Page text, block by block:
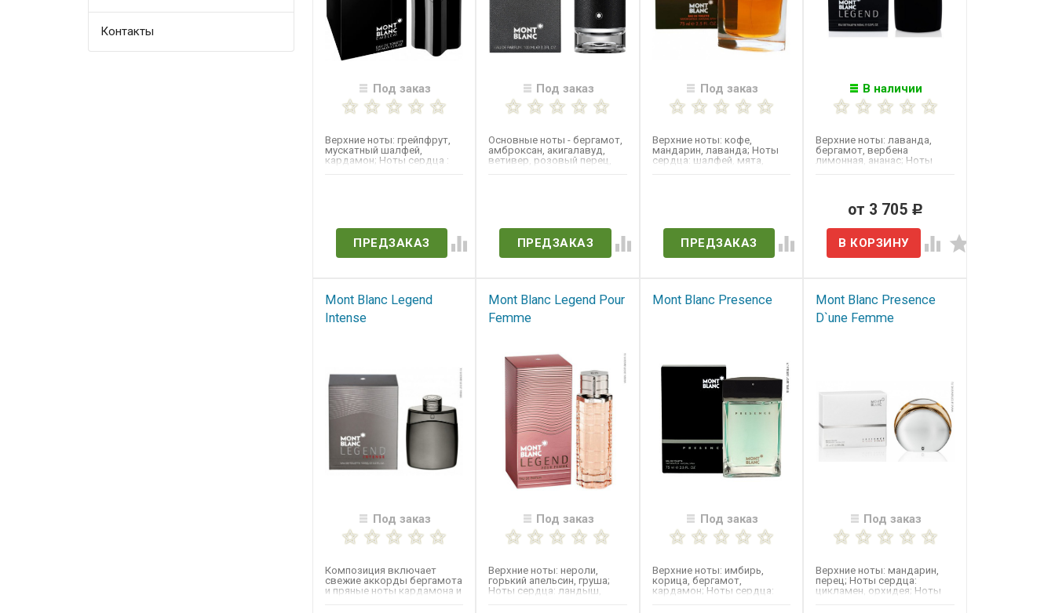
Контакты
Под заказ
Верхние ноты: грейпфрут,
мускатный шалфей,
кардамон; Ноты сердца :
ПРЕДЗАКАЗ
Под заказ
Основные ноты - ​бергамот,
амброксан, акигалавуд,
ветивер, розовый перец,
ПРЕДЗАКАЗ
Под заказ
Верхние ноты: кофе,
мандарин, лаванда; Ноты
сердца: шалфей, мята,
ПРЕДЗАКАЗ
В наличии
Верхние ноты: лаванда,
бергамот, вербена
лимонная, ананас; Ноты
от 3 705 Р
Mont Blanc Legend
Intense
Под заказ
Композиция включает
свежие аккорды бергамота
и пряные ноты кардамона и
Mont Blanc Legend Pour
Femme
Под заказ
Верхние ноты: нероли,
горький апельсин, груша;
Ноты сердца: ландыш,
Mont Blanc Presence
Под заказ
Верхние ноты: имбирь,
корица, бергамот,
кардамон; Ноты сердца:
Mont Blanc Presence
D`une Femme
Под заказ
Верхние ноты: мандарин,
перец; Ноты сердца:
цикламен, орхидея; Ноты